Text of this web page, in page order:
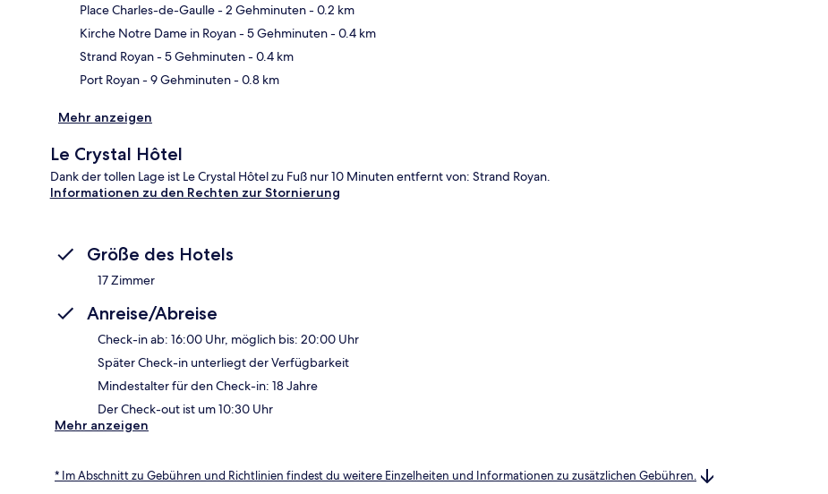
Place Charles-de-Gaulle- 2 Gehminuten- 0.2 km
Kirche Notre Dame in Royan- 5 Gehminuten- 0.4 km
Strand Royan- 5 Gehminuten- 0.4 km
Port Royan- 9 Gehminuten- 0.8 km
Mehr anzeigen
Le Crystal Hôtel
Dank der tollen Lage ist Le Crystal Hôtel zu Fuß nur 10 Minuten entfernt von: Strand Royan.
Informationen zu den Rechten zur Stornierung
Größe des Hotels
17 Zimmer
Anreise/Abreise
Check-in ab: 16:00 Uhr, möglich bis: 20:00 Uhr
Später Check-in unterliegt der Verfügbarkeit
Mindestalter für den Check-in: 18 Jahre
Der Check-out ist um 10:30 Uhr
Mehr anzeigen
* Im Abschnitt zu Gebühren und Richtlinien findest du weitere Einzelheiten und Informationen zu zusätzlichen Gebühren.